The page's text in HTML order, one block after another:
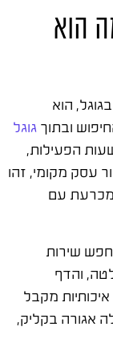
הוא
הוא
ובתוךגוגל
הפעילות,
עסק מקומי, זהו
עם
שירות
והדף
מקבל
אגורה בקליק,